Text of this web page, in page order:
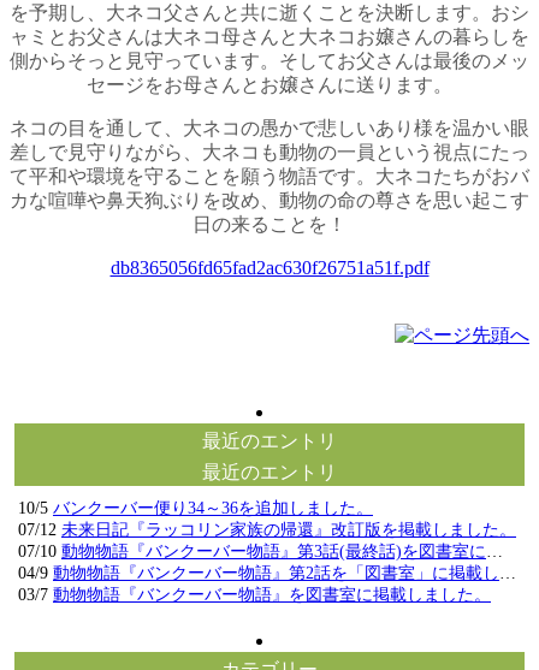
を予期し、大ネコ父さんと共に逝くことを決断します。おシ
ャミとお父さんは大ネコ母さんと大ネコお嬢さんの暮らしを
側からそっと見守っています。そしてお父さんは最後のメッ
セージをお母さんとお嬢さんに送ります。
ネコの目を通して、大ネコの愚かで悲しいあり様を温かい眼
差しで見守りながら、大ネコも動物の一員という視点にたっ
て平和や環境を守ることを願う物語です。大ネコたちがおバ
カな喧嘩や鼻天狗ぶりを改め、動物の命の尊さを思い起こす
日の来ることを！
db8365056fd65fad2ac630f26751a51f.pdf
最近のエントリ
最近のエントリ
10/5 バンクーバー便り34～36を追加しました。
07/12 未来日記『ラッコリン家族の帰還』改訂版を掲載しました。
07/10 動物物語『バンクーバー物語』第3話(最終話)を図書室に掲載しました。
04/9 動物物語『バンクーバー物語』第2話を「図書室」に掲載しました。
03/7 動物物語『バンクーバー物語』を図書室に掲載しました。